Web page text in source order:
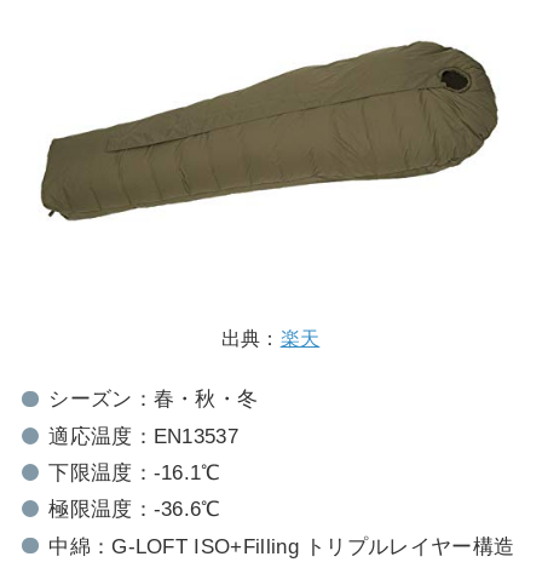
出典： 楽天
シーズン：春・秋・冬
適応温度：EN13537
下限温度：-16.1℃
極限温度：-36.6℃
中綿：G-LOFT ISO+Filling トリプルレイヤー構造